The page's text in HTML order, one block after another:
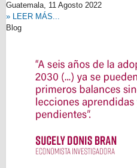
Guatemala, 11 Agosto 2022
» LEER MÁS...
Blog